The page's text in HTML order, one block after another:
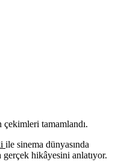
tamamlandı.
ile sinema dünyasında
hikâyesini anlatıyor.